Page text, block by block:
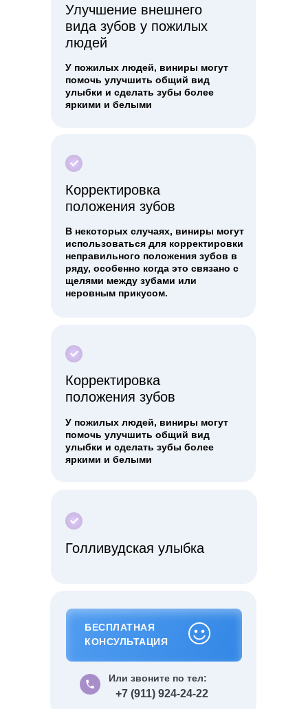
Улучшение внешнего
вида зубов у пожилых
людей
У пожилых людей, виниры могут
помочь улучшить общий вид
улыбки и сделать зубы более
яркими и белыми
Корректировка
положения зубов
В некоторых случаях, виниры могут
использоваться для корректировки
неправильного положения зубов в
ряду, особенно когда это связано с
щелями между зубами или
неровным прикусом.
Корректировка
положения зубов
У пожилых людей, виниры могут
помочь улучшить общий вид
улыбки и сделать зубы более
яркими и белыми
Или звоните по тел:
+7 (911) 924-24-22
БЕСПЛАТНАЯ
КОНСУЛЬТАЦИЯ
БЕСПЛАТНАЯ КОНСУЛЬТАЦИЯ
Голливудская улыбка